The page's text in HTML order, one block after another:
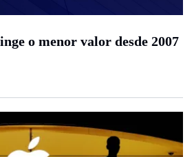
o menor valor desde 2007